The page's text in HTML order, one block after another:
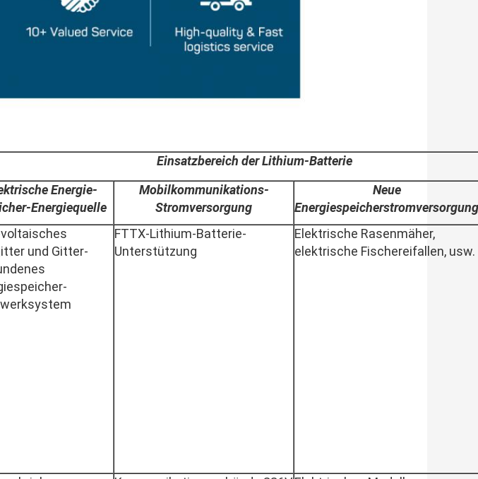
Einsatzbereich der Lithium-Batterie
Energie-
Energiequelle
Mobilkommunikations-
Stromversorgung
Neue
Energiespeicherstromversorgung
und Gitter-
FTTX-Lithium-Batterie-
Unterstützung
Elektrische Rasenmäher,
elektrische Fischereifallen, usw.